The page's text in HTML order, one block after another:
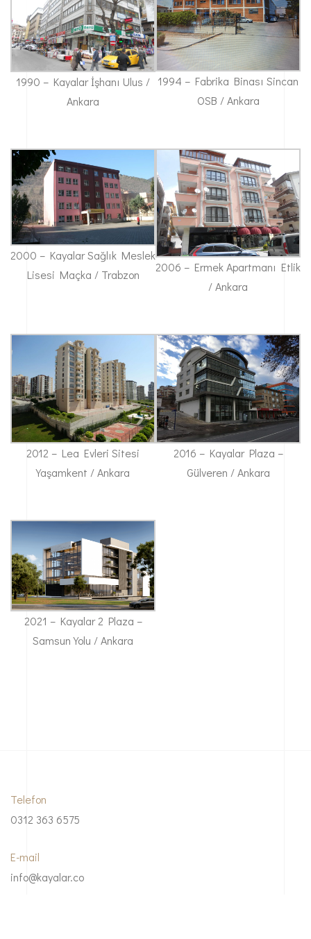
1990 – Kayalar İşhanı Ulus /
Ankara
1994 – Fabrika Binası Sincan
OSB / Ankara
2000 – Kayalar Sağlık Meslek
Lisesi Maçka / Trabzon
2006 – Ermek Apartmanı Etlik
/ Ankara
2012 – Lea Evleri Sitesi
Yaşamkent / Ankara
2016 – Kayalar Plaza –
Gülveren / Ankara
2021 – Kayalar 2 Plaza –
Samsun Yolu / Ankara
Telefon
0312 363 6575
E-mail
info@kayalar.co